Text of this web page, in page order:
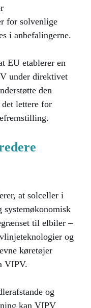
for solvenlige
i anbefalingerne.
EU etablerer en
under direktivet
den
lettere for
at solceller i
systemøkonomisk
til elbiler –
og
køretøjer
VIPV.
og
kan VIPV